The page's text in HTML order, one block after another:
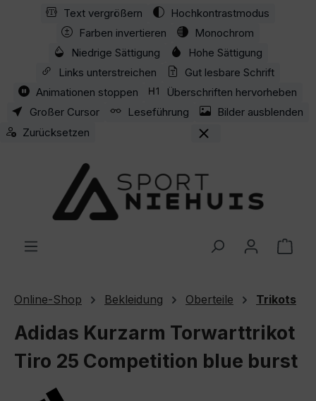
Zum Hauptinhalt springen
Text vergrößern
Hochkontrastmodus
Farben invertieren
Monochrom
Niedrige Sättigung
Hohe Sättigung
Links unterstreichen
Gut lesbare Schrift
Animationen stoppen
Überschriften hervorheben
Großer Cursor
Leseführung
Bilder ausblenden
Zurücksetzen
Online-Shop Bekleidung Oberteile Trikots
Adidas Kurzarm Torwarttrikot
Tiro 25 Competition blue burst